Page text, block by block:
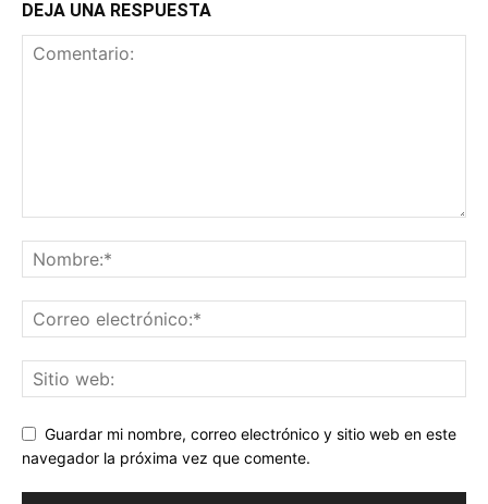
DEJA UNA RESPUESTA
Guardar mi nombre, correo electrónico y sitio web en este
navegador la próxima vez que comente.